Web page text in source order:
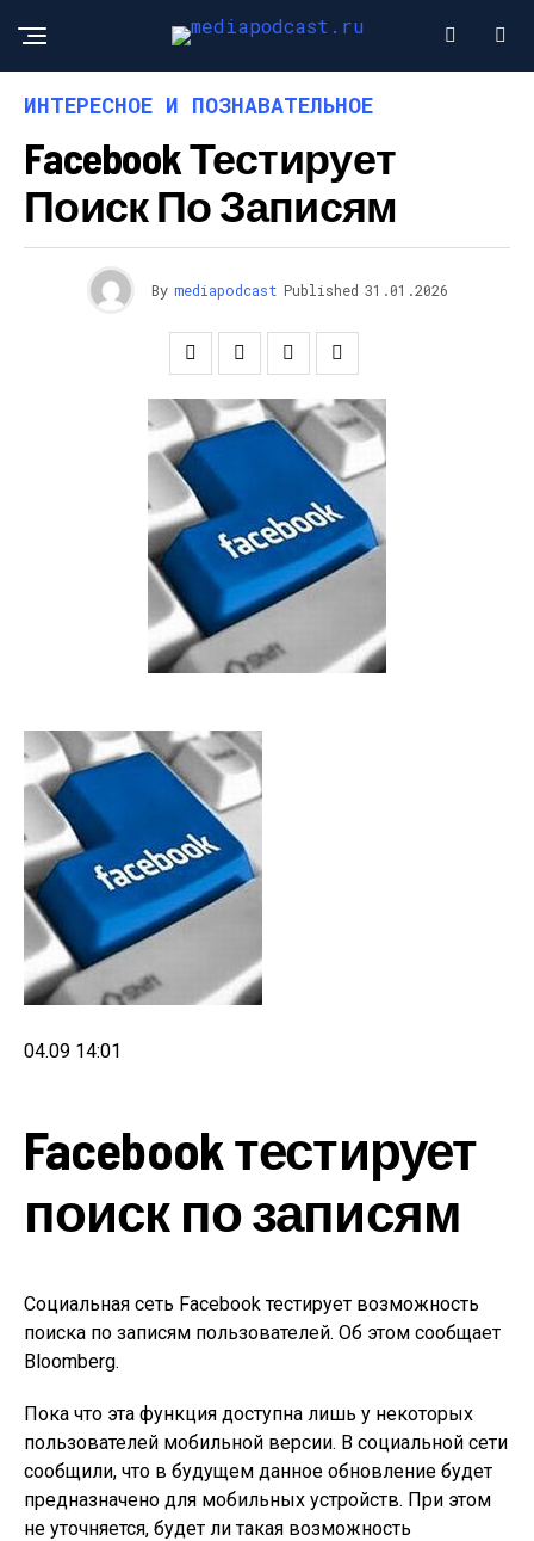
ИНТЕРЕСНОЕ И ПОЗНАВАТЕЛЬНОЕ
Facebook Тестирует
Поиск По Записям
By mediapodcast Published 31.01.2026
04.09 14:01
Facebook тестирует
поиск по записям
Социальная сеть Facebook тестирует возможность
поиска по записям пользователей. Об этом сообщает
Bloomberg.
Пока что эта функция доступна лишь у некоторых
пользователей мобильной версии. В социальной сети
сообщили, что в будущем данное обновление будет
предназначено для мобильных устройств. При этом
не уточняется, будет ли такая возможность